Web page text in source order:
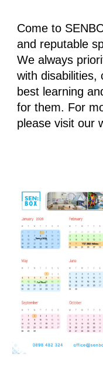
Come to
and reputable
We always
with disabilities,
best learning
for them. For
please visit our